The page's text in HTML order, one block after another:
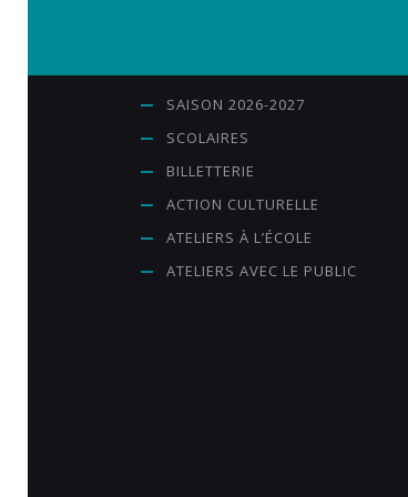
e
n
t
e
n
t
SAISON 2026-2027
SCOLAIRES
BILLETTERIE
ACTION CULTURELLE
ATELIERS À L’ÉCOLE
ATELIERS AVEC LE PUBLIC